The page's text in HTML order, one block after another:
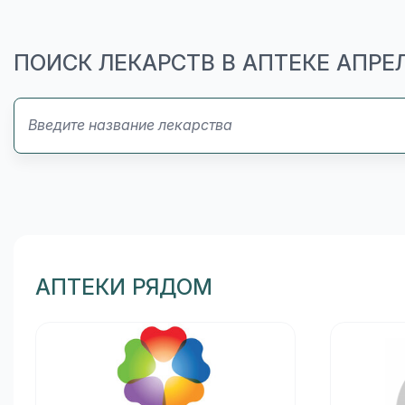
ПОИСК ЛЕКАРСТВ В АПТЕКЕ
АПТЕКИ РЯДОМ